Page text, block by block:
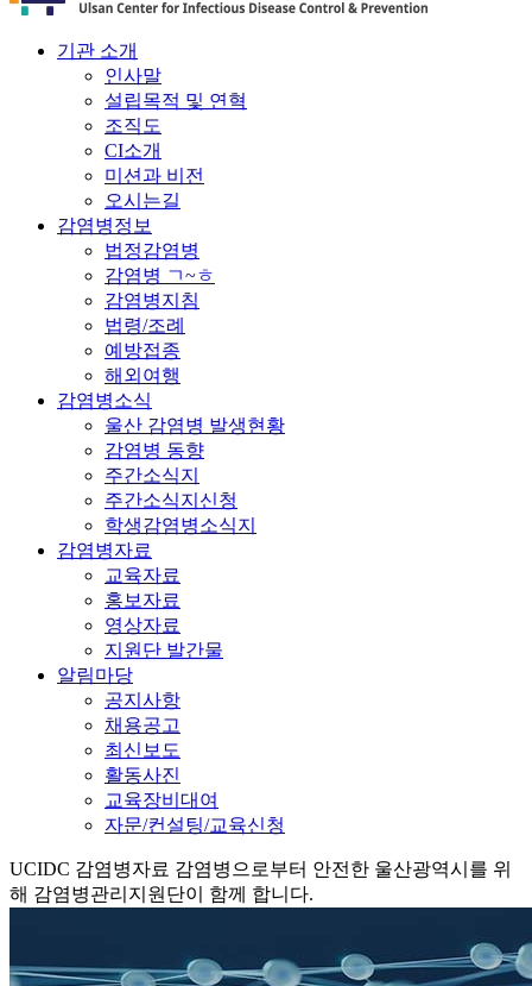
기관 소개
인사말
설립목적 및 연혁
조직도
CI소개
미션과 비전
오시는길
감염병정보
법정감염병
감염병 ㄱ~ㅎ
감염병지침
법령/조례
예방접종
해외여행
감염병소식
울산 감염병 발생현황
감염병 동향
주간소식지
주간소식지신청
학생감염병소식지
감염병자료
교육자료
홍보자료
영상자료
지원단 발간물
알림마당
공지사항
채용공고
최신보도
활동사진
교육장비대여
자문/컨설팅/교육신청
UCIDC 감염병자료 감염병으로부터 안전한 울산광역시를 위
해 감염병관리지원단이 함께 합니다.